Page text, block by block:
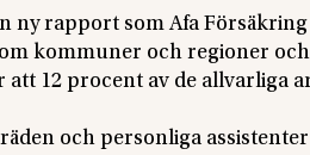
ny rapport som Afa
kommuner och regioner
12 procent av de allvarliga
och personliga